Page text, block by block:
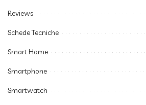
Reviews
Schede Tecniche
Smart Home
Smartphone
Smartwatch